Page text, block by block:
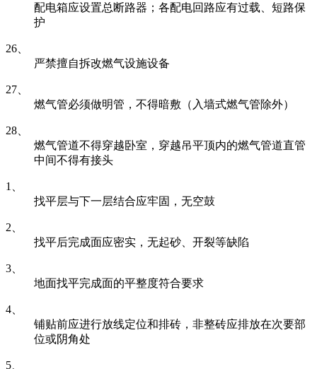
配电箱应设置总断路器；各配电回路应有过载、短路保
护
26、
严禁擅自拆改燃气设施设备
27、
燃气管必须做明管，不得暗敷（入墙式燃气管除外）
28、
燃气管道不得穿越卧室，穿越吊平顶内的燃气管道直管
中间不得有接头
1、
找平层与下一层结合应牢固，无空鼓
2、
找平后完成面应密实，无起砂、开裂等缺陷
3、
地面找平完成面的平整度符合要求
4、
铺贴前应进行放线定位和排砖，非整砖应排放在次要部
位或阴角处
5、